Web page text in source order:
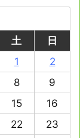
土
日
1
2
8
9
15
16
22
23